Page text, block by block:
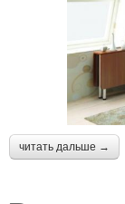
читать дальше →